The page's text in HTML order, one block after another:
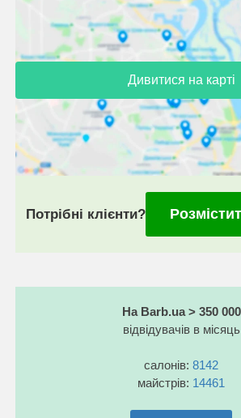
Дивитися на карті
Потрібні клієнти?
На Barb.ua > 350 000
відвідувачів в місяць
салонів: 8142
майстрів: 14461